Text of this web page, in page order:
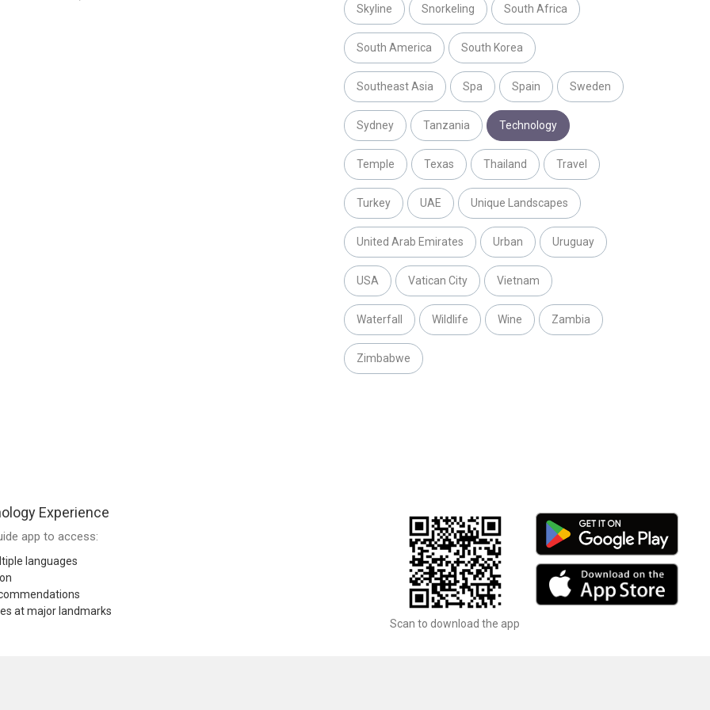
Skyline Snorkeling South Africa
South America South Korea
Southeast Asia Spa Spain Sweden
Sydney Tanzania Technology
Temple Texas Thailand Travel
Turkey UAE Unique Landscapes
United Arab Emirates Urban Uruguay
USA Vatican City Vietnam
Waterfall Wildlife Wine Zambia
Zimbabwe
Experience
app to access:
languages
at major landmarks
Scan to download the app